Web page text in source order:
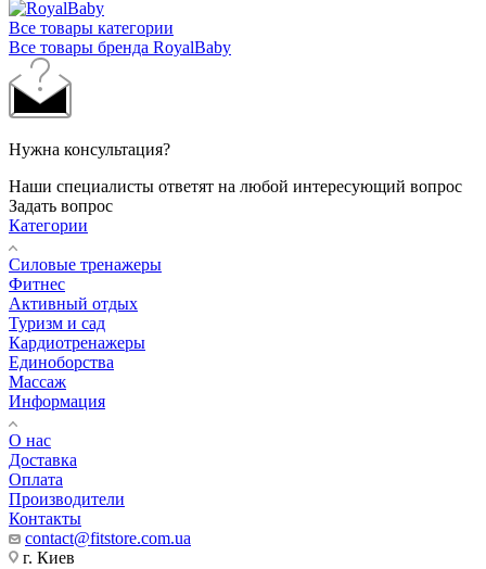
Все товары категории
Все товары бренда RoyalBaby
Нужна консультация?
Наши специалисты ответят на любой интересующий вопрос
Задать вопрос
Категории
Силовые тренажеры
Фитнес
Активный отдых
Туризм и сад
Кардиотренажеры
Единоборства
Массаж
Информация
О нас
Доставка
Оплата
Производители
Контакты
contact@fitstore.com.ua
г. Киев